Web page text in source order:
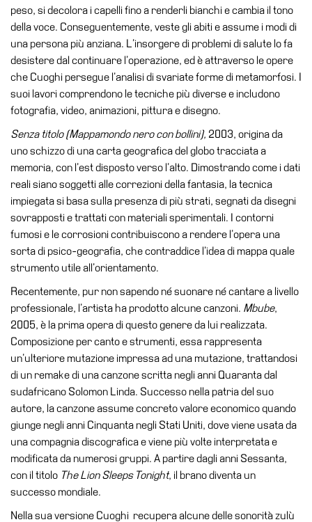
Collezione
Accessibilità
Educazione
Educazione
News
Educazione
Formazione
Ricerca
Famiglie
Scuole
Visite
Progetto
Summer
School
Progetti
Speciali
EN
Ricerca
Storia
Sedi
peso, si decolora i capelli fino a renderli bianchi e cambia il tono
della voce. Conseguentemente, veste gli abiti e assume i modi di
una persona più anziana. L’insorgere di problemi di salute lo fa
desistere dal continuare l’operazione, ed è attraverso le opere
che Cuoghi persegue l’analisi di svariate forme di metamorfosi. I
suoi lavori comprendono le tecniche più diverse e includono
fotografia, video, animazioni, pittura e disegno.
Senza titolo (Mappamondo nero con bollini), 2003, origina da
uno schizzo di una carta geografica del globo tracciata a
memoria, con l’est disposto verso l’alto. Dimostrando come i dati
reali siano soggetti alle correzioni della fantasia, la tecnica
impiegata si basa sulla presenza di più strati, segnati da disegni
sovrapposti e trattati con materiali sperimentali. I contorni
fumosi e le corrosioni contribuiscono a rendere l’opera una
sorta di psico-geografia, che contraddice l’idea di mappa quale
strumento utile all’orientamento.
Recentemente, pur non sapendo né suonare né cantare a livello
professionale, l’artista ha prodotto alcune canzoni. Mbube,
2005, è la prima opera di questo genere da lui realizzata.
Composizione per canto e strumenti, essa rappresenta
un’ulteriore mutazione impressa ad una mutazione, trattandosi
di un remake di una canzone scritta negli anni Quaranta dal
sudafricano Solomon Linda. Successo nella patria del suo
autore, la canzone assume concreto valore economico quando
giunge negli anni Cinquanta negli Stati Uniti, dove viene usata da
una compagnia discografica e viene più volte interpretata e
modificata da numerosi gruppi. A partire dagli anni Sessanta,
con il titolo The Lion Sleeps Tonight, il brano diventa un
successo mondiale.
Nella sua versione Cuoghi recupera alcune delle sonorità zulù